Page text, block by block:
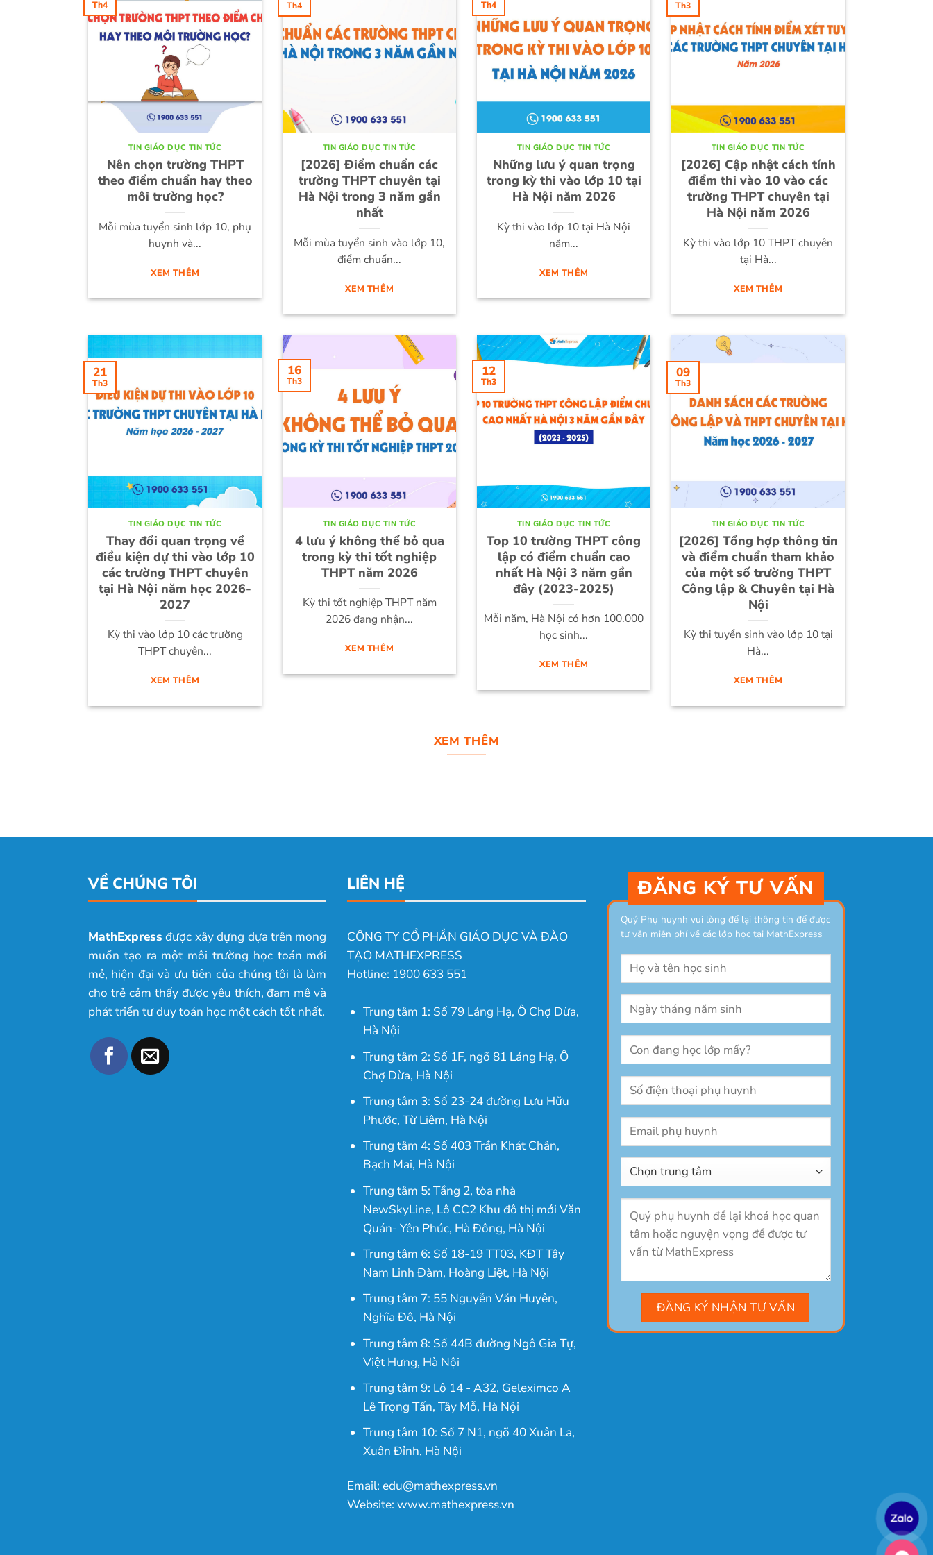
TIN GIÁO DỤC TIN TỨC
Nên chọn trường THPT
theo điểm chuẩn hay theo
môi trường học?
Mỗi mùa tuyển sinh lớp 10, phụ
huynh và...
XEM THÊM
Th4
TIN GIÁO DỤC TIN TỨC
[2026] Điểm chuẩn các
trường THPT chuyên tại
Hà Nội trong 3 năm gần
nhất
Mỗi mùa tuyển sinh vào lớp 10,
điểm chuẩn...
XEM THÊM
Th4
TIN GIÁO DỤC TIN TỨC
Những lưu ý quan trọng
trong kỳ thi vào lớp 10 tại
Hà Nội năm 2026
Kỳ thi vào lớp 10 tại Hà Nội
năm...
XEM THÊM
Th4
TIN GIÁO DỤC TIN TỨC
[2026] Cập nhật cách tính
điểm thi vào 10 vào các
trường THPT chuyên tại
Hà Nội năm 2026
Kỳ thi vào lớp 10 THPT chuyên
tại Hà...
XEM THÊM
Th3
TIN GIÁO DỤC TIN TỨC
Thay đổi quan trọng về
điều kiện dự thi vào lớp 10
các trường THPT chuyên
tại Hà Nội năm học 2026-
2027
Kỳ thi vào lớp 10 các trường
THPT chuyên...
XEM THÊM
21
Th3
TIN GIÁO DỤC TIN TỨC
4 lưu ý không thể bỏ qua
trong kỳ thi tốt nghiệp
THPT năm 2026
Kỳ thi tốt nghiệp THPT năm
2026 đang nhận...
XEM THÊM
16
Th3
TIN GIÁO DỤC TIN TỨC
Top 10 trường THPT công
lập có điểm chuẩn cao
nhất Hà Nội 3 năm gần
đây (2023-2025)
Mỗi năm, Hà Nội có hơn 100.000
học sinh...
XEM THÊM
12
Th3
TIN GIÁO DỤC TIN TỨC
[2026] Tổng hợp thông tin
và điểm chuẩn tham khảo
của một số trường THPT
Công lập & Chuyên tại Hà
Nội
Kỳ thi tuyển sinh vào lớp 10 tại
Hà...
XEM THÊM
09
Th3
XEM THÊM
VỀ CHÚNG TÔI
MathExpress được xây dựng dựa trên mong
muốn tạo ra một môi trường học toán mới
mẻ, hiện đại và ưu tiên của chúng tôi là làm
cho trẻ cảm thấy được yêu thích, đam mê và
phát triển tư duy toán học một cách tốt nhất.
LIÊN HỆ
CÔNG TY CỔ PHẦN GIÁO DỤC VÀ ĐÀO
TẠO MATHEXPRESS
Hotline: 1900 633 551
Trung tâm 1: Số 79 Láng Hạ, Ô Chợ Dừa,
Hà Nội
Trung tâm 2: Số 1F, ngõ 81 Láng Hạ, Ô
Chợ Dừa, Hà Nội
Trung tâm 3: Số 23-24 đường Lưu Hữu
Phước, Từ Liêm, Hà Nội
Trung tâm 4: Số 403 Trần Khát Chân,
Bạch Mai, Hà Nội
Trung tâm 5: Tầng 2, tòa nhà
NewSkyLine, Lô CC2 Khu đô thị mới Văn
Quán- Yên Phúc, Hà Đông, Hà Nội
Trung tâm 6: Số 18-19 TT03, KĐT Tây
Nam Linh Đàm, Hoàng Liệt, Hà Nội
Trung tâm 7: 55 Nguyễn Văn Huyên,
Nghĩa Đô, Hà Nội
Trung tâm 8: Số 44B đường Ngô Gia Tự,
Việt Hưng, Hà Nội
Trung tâm 9: Lô 14 - A32, Geleximco A
Lê Trọng Tấn, Tây Mỗ, Hà Nội
Trung tâm 10: Số 7 N1, ngõ 40 Xuân La,
Xuân Đỉnh, Hà Nội
Email: edu@mathexpress.vn
Website: www.mathexpress.vn
ĐĂNG KÝ TƯ VẤN
Quý Phụ huynh vui lòng để lại thông tin để được
tư vẫn miễn phí về các lớp học tại MathExpress